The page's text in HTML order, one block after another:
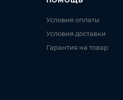
Условия оплаты
Условия доставки
Гарантия на товар